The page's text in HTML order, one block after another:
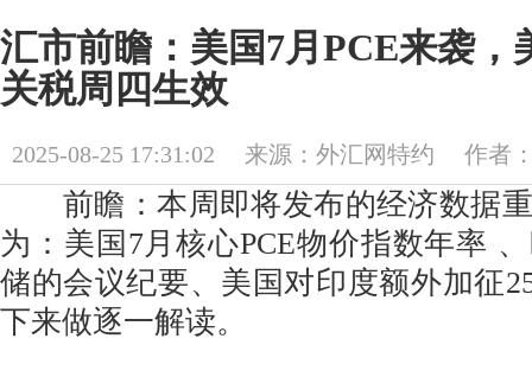
汇市前瞻：美国7月PCE来袭，
关税周四生效
2025-08-25 17:31:02 来源：外汇网特约 作者
前瞻：本周即将发布的经济数据重
为：美国7月核心PCE物价指数年率
储的会议纪要、美国对印度额外加征
下来做逐一解读。